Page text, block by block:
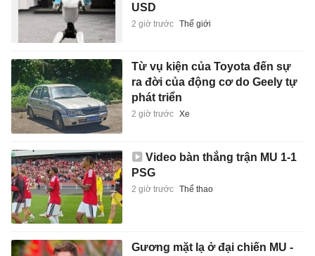
USD
2 giờ trước Thế giới
Từ vụ kiện của Toyota đến sự
ra đời của động cơ do Geely tự
phát triển
2 giờ trước Xe
Video bàn thắng trận MU 1-1
PSG
2 giờ trước Thể thao
Gương mặt lạ ở đại chiến MU -